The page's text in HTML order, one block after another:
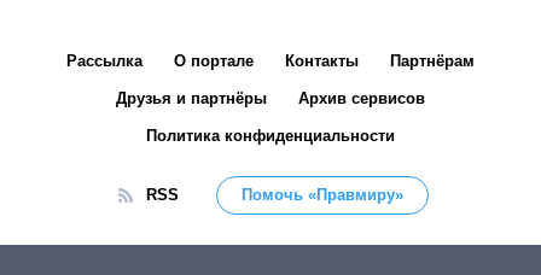
Рассылка О портале Контакты Партнёрам
Друзья и партнёры Архив сервисов
Политика конфиденциальности
RSS Помочь «Правмиру»